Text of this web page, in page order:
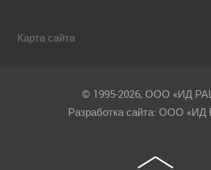
Карта сайта
© 1995-2026, ООО «ИД
Разработка сайта: ООО